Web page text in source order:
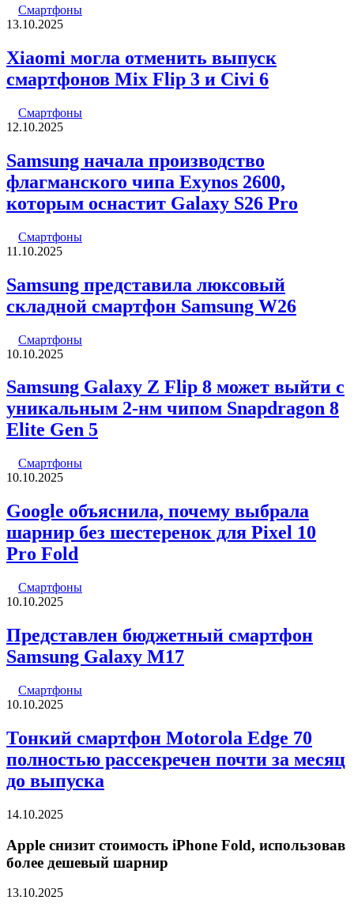
Смартфоны
13.10.2025
Xiaomi могла отменить выпуск
смартфонов Mix Flip 3 и Civi 6
Смартфоны
12.10.2025
Samsung начала производство
флагманского чипа Exynos 2600,
которым оснастит Galaxy S26 Pro
Смартфоны
11.10.2025
Samsung представила люксовый
складной смартфон Samsung W26
Смартфоны
10.10.2025
Samsung Galaxy Z Flip 8 может выйти с
уникальным 2-нм чипом Snapdragon 8
Elite Gen 5
Смартфоны
10.10.2025
Google объяснила, почему выбрала
шарнир без шестеренок для Pixel 10
Pro Fold
Смартфоны
10.10.2025
Представлен бюджетный смартфон
Samsung Galaxy M17
Смартфоны
10.10.2025
Тонкий смартфон Motorola Edge 70
полностью рассекречен почти за месяц
до выпуска
14.10.2025
Apple снизит стоимость iPhone Fold, использовав
более дешевый шарнир
13.10.2025